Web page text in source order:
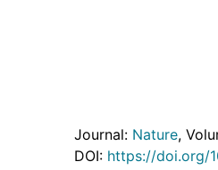
Journal: Nature,
DOI: https://doi.org/